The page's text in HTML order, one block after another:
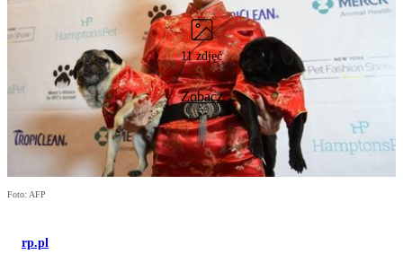
11 zdjęć
Zobacz
Foto: AFP
rp.pl